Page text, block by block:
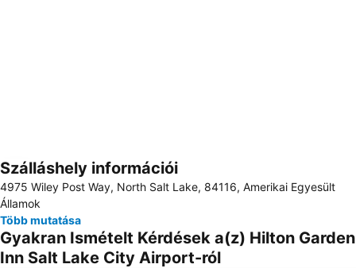
Nagy méretű térkép
Szálláshely információi
4975 Wiley Post Way, North Salt Lake, 84116, Amerikai Egyesült
Államok
Több mutatása
Gyakran Ismételt Kérdések a(z) Hilton Garden
Inn Salt Lake City Airport-ról